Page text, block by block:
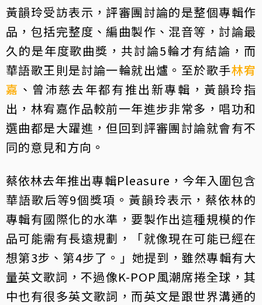
黃韻玲受訪表示，評審團討論的是整個專輯作
品，包括完整度、編曲製作、混音等，討論最
久的是年度歌曲獎，共討論5輪才有結論，而
華語歌王則是討論一輪就出爐。至於歌手林宥
嘉 、曾沛慈去年都有推出新專輯，黃韻玲指
出，林宥嘉作品較前一年進步非常多，唱功和
選曲都是大躍進，但回到評審團討論就會有不
同的意見和方向。
蔡依林去年推出專輯Pleasure，今年入圍包含
華語歌后等9個獎項。黃韻玲表示，蔡依林的
專輯有國際化的水準，要製作出這種規模的作
品可能需有長遠規劃，「就像現在可能已經在
想第3步、第4步了。」她提到，雖然專輯有大
量英文歌詞，不過像K-POP風潮席捲全球，其
中也有很多英文歌詞，而英文是跟世界溝通的